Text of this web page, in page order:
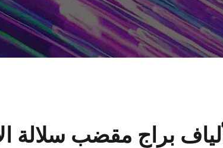
براج مقضب سلالة